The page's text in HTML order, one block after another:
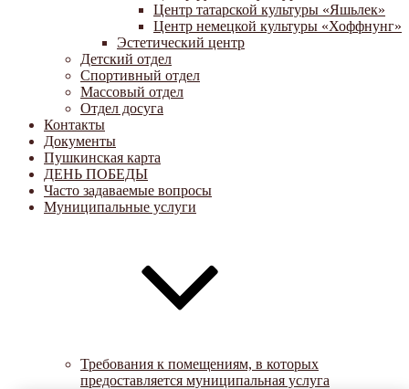
Центр татарской культуры «Яшьлек»
Центр немецкой культуры «Хоффнунг»
Эстетический центр
Детский отдел
Спортивный отдел
Массовый отдел
Отдел досуга
Контакты
Документы
Пушкинская карта
ДЕНЬ ПОБЕДЫ
Часто задаваемые вопросы
Муниципальные услуги
Требования к помещениям, в которых
предоставляется муниципальная услуга